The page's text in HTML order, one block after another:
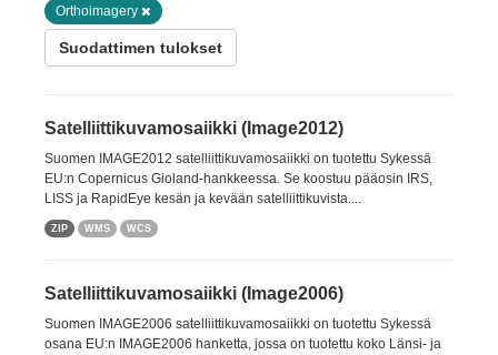
Orthoimagery
Suodattimen tulokset
Satelliittikuvamosaiikki (Image2012)
Suomen IMAGE2012 satelliittikuvamosaiikki on tuotettu Sykessä
EU:n Copernicus Gioland-hankkeessa. Se koostuu pääosin IRS,
LISS ja RapidEye kesän ja kevään satelliittikuvista....
ZIP WMS WCS
Satelliittikuvamosaiikki (Image2006)
Suomen IMAGE2006 satelliittikuvamosaiikki on tuotettu Sykessä
osana EU:n IMAGE2006 hanketta, jossa on tuotettu koko Länsi- ja